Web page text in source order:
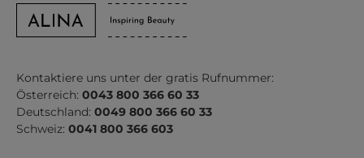
Kontaktiere uns unter der gratis Rufnummer:
Österreich: 0043 800 366 60 33
Deutschland: 0049 800 366 60 33
Schweiz: 0041 800 366 603